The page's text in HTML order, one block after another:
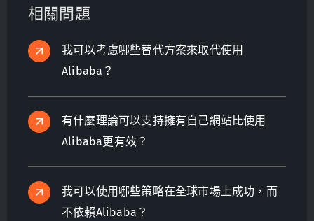
相關問題
我可以考慮哪些替代方案來取代使用
Alibaba？
有什麼理論可以支持擁有自己網站比使用
Alibaba更有效？
我可以使用哪些策略在全球市場上成功，而
不依賴Alibaba？